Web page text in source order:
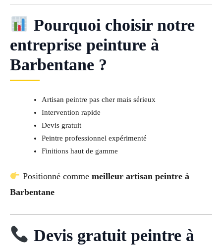
Pourquoi choisir notre
entreprise peinture à
Barbentane ?
Artisan peintre pas cher mais sérieux
Intervention rapide
Devis gratuit
Peintre professionnel expérimenté
Finitions haut de gamme
Positionné comme meilleur artisan peintre à
Barbentane
Devis gratuit peintre à